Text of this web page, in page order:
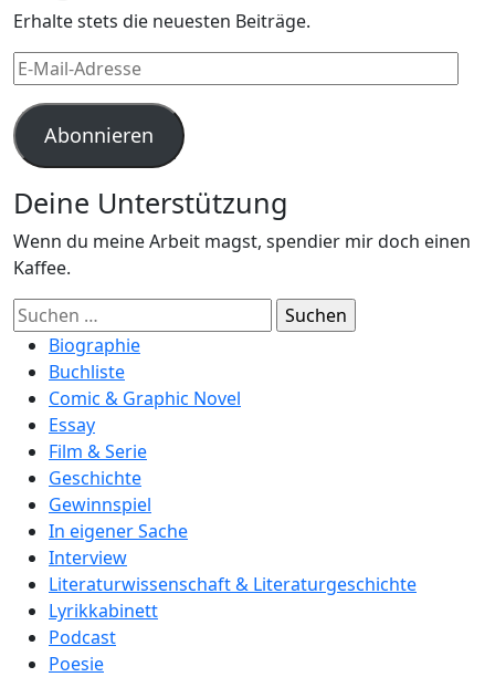
Erhalte stets die neuesten Beiträge.
E-
Mail-
Adresse
Abonnieren
Deine Unterstützung
Wenn du meine Arbeit magst, spendier mir doch einen
Kaffee.
Suchen
nach:Biographie
Buchliste
Comic & Graphic Novel
Essay
Film & Serie
Geschichte
Gewinnspiel
In eigener Sache
Interview
Literaturwissenschaft & Literaturgeschichte
Lyrikkabinett
Podcast
Poesie